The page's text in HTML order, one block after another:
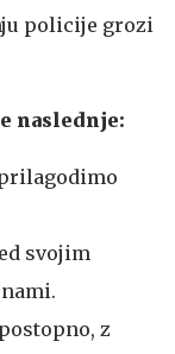
policije grozi
naslednje:
svojim
z